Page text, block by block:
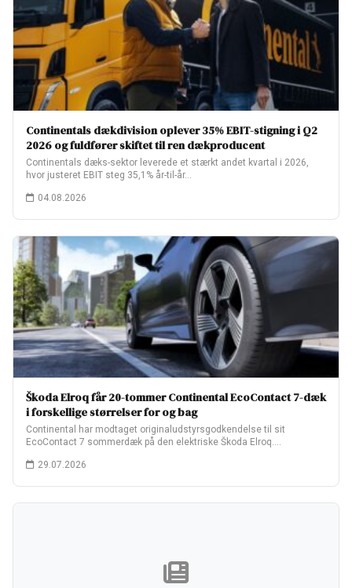
Continentals dækdivision oplever 35% EBIT-stigning i Q2
2026 og fuldfører skiftet til ren dækproducent
Continentals dæks-sektor leverede et stærkt andet kvartal i 2026,
hvor justeret EBIT steg 35,1% år-til-år…
04.08.2026
Škoda Elroq får 20-tommer Continental EcoContact 7-dæk
i forskellige størrelser for og bag
Continental har modtaget originaludstyrsgodkendelse til sit
EcoContact 7 sommerdæk på den elektriske Škoda Elroq.
29.07.2026